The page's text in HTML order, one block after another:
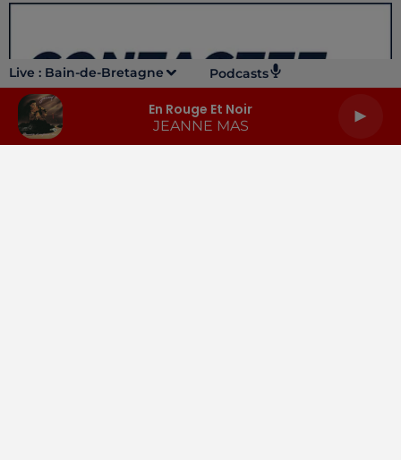
Live : Bain-de-Bretagne Podcasts
En Rouge Et Noir
JEANNE MAS